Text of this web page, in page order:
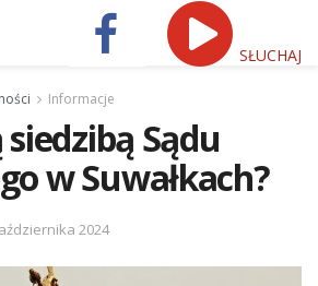
SŁUCHAJ
Informacje
Sądu
w Suwałkach?
2024